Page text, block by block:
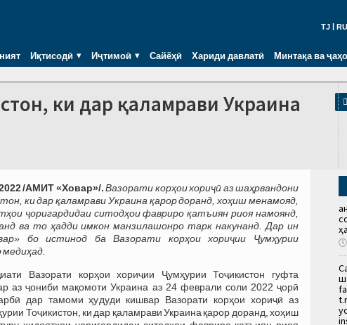
TJ RU
Иқтисодӣ Иҷтимоӣ Сайёҳӣ Хариди давлатӣ Минтақа ва

ки дар қаламрави Украина
/АМИТ «Ховар»/.Вазорати корҳои хориҷӣ аз шаҳрвандони
ки дар қаламрави Украина қарор доранд, хоҳиш менамояд,
ҷоригардидаи ситодҳои фавриро қатъиян риоя намоянд,
ва то ҳадди имкон манзилашонро тарк накунанд. Дар ин
бо истинод ба Вазорати корҳои хориҷии Ҷумҳурии
Вазорати корҳои хориҷии Ҷумҳурии Тоҷикистон гуфта
аз ҷониби мақомоти Украина аз 24 феврали соли 2022 ҷорӣ
дар тамоми ҳудуди кишвар Вазорати корҳои хориҷӣ аз
Тоҷикистон, ки дар қаламрави Украина қарор доранд, хоҳиш
🕔